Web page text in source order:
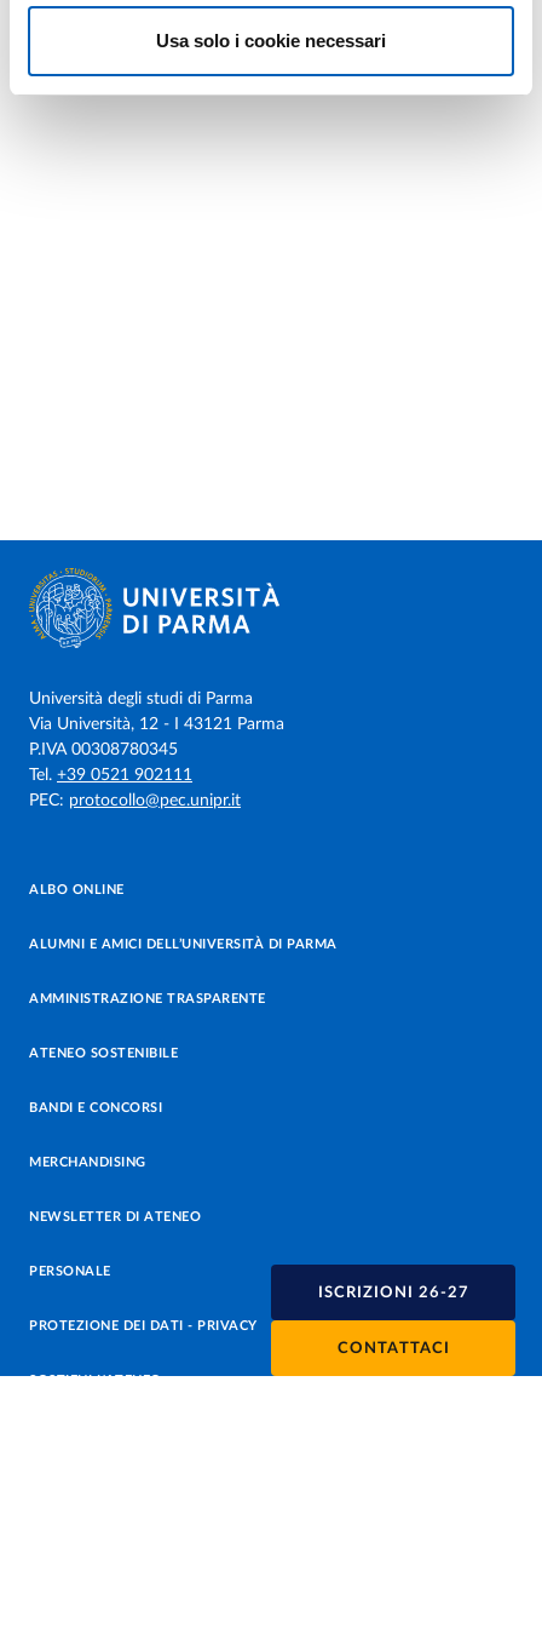
Usa solo i cookie necessari
ISCRIZIONI 26-27
CONTATTACI
Università degli studi di Parma
Via Università, 12 - I 43121 Parma
P.IVA 00308780345
Tel. +39 0521 902111
PEC: protocollo@pec.unipr.it
ALBO ONLINE
ALUMNI E AMICI DELL’UNIVERSITÀ DI PARMA
AMMINISTRAZIONE TRASPARENTE
ATENEO SOSTENIBILE
BANDI E CONCORSI
MERCHANDISING
NEWSLETTER DI ATENEO
PERSONALE
PROTEZIONE DEI DATI - PRIVACY
SOSTIENI L'ATENEO